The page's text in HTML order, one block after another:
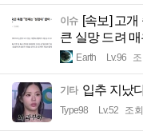
이슈 [속보] 고
큰 실망 드려
Earth Lv.96
기타 입추 지났
Type98 Lv.52 조